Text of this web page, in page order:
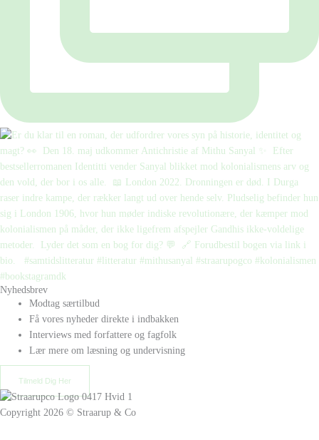
Nyhedsbrev
Modtag særtilbud
Få vores nyheder direkte i indbakken
Interviews med forfattere og fagfolk
Lær mere om læsning og undervisning
Tilmeld Dig Her
Copyright 2026 © Straarup & Co